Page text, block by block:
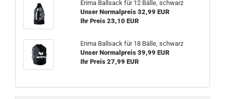
Erima Ballsack für 12 Bälle, schwarz
Unser Normalpreis 32,99 EUR
Ihr Preis 23,10 EUR
Erima Ballsack für 18 Bälle, schwarz
Unser Normalpreis 39,99 EUR
Ihr Preis 27,99 EUR